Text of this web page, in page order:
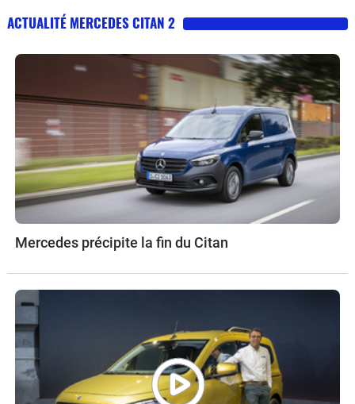
ACTUALITÉ MERCEDES CITAN 2
Mercedes précipite la fin du Citan